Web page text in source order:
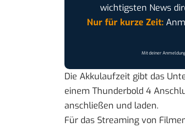
wichtigsten News
Nur für kurze Zeit:
Mit deiner
Die Akkulaufzeit gibt das
einem Thunderbold 4
anschließen und laden.
Für das Streaming von